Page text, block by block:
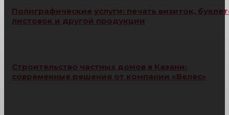
Полиграфические услуги: печать визиток,
листовок и другой продукции
Строительство частных домов в Казани:
современные решения от компании «Велес»